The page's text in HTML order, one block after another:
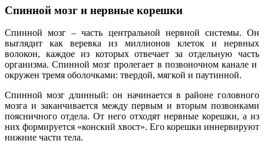
Спинной мозг и нервные корешки
Спинной мозг – часть центральной нервной системы. Он
выглядит как веревка из миллионов клеток и нервных
волокон, каждое из которых отвечает за отдельную часть
организма. Спинной мозг пролегает в позвоночном канале и
окружен тремя оболочками: твердой, мягкой и паутинной.
Спинной мозг длинный: он начинается в районе головного
мозга и заканчивается между первым и вторым позвонками
поясничного отдела. От него отходят нервные корешки, а из
них формируется «конский хвост». Его корешки иннервируют
нижние части тела.